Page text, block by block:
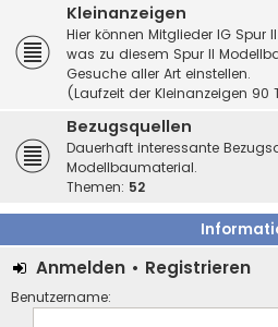
Kleinanzeigen
Hier können Mitglieder IG Spur
was zu diesem Spur II
Gesuche aller Art einstellen.
(Laufzeit der Kleinanzeigen 90
Bezugsquellen
Dauerhaft interessante
Modellbaumaterial.
Themen: 52
Anmelden • Registrieren
Benutzername: